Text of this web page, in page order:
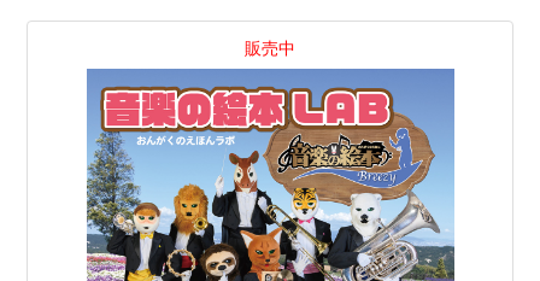
販売中